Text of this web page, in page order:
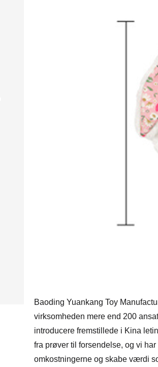
Baoding Yuankang Toy
virksomheden mere end 200
introducere fremstillede i Kina
fra prøver til forsendelse, og vi
omkostningerne og skabe værdi